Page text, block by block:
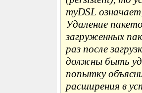
myDSL
Удаление
загруженных
раз после
должны быть
попытку
расширения в